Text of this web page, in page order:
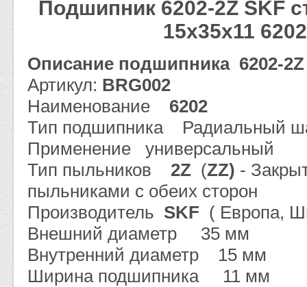
Подшипник 6202-2Z SKF
15x35x11
Описание подшипника 6202-
Артикул: BRG002
Наименование 6202
Тип подшипника Радиальный
Применение универсальный
Тип пыльников 2Z (ZZ) -
пыльниками с обеих сторон
Производитель SKF ( Европа,
Внешний диаметр 35 мм
Внутренний диаметр 15 мм
Ширина подшипника 11 мм